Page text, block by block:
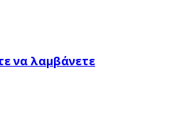
να λαμβάνετε